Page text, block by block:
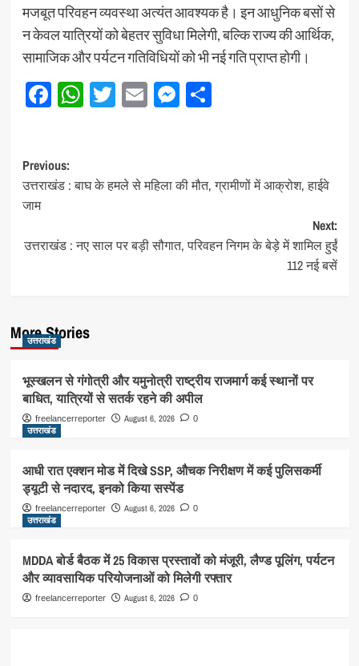
मजबूत परिवहन व्यवस्था अत्यंत आवश्यक है। इन आधुनिक बसों से
न केवल यात्रियों को बेहतर सुविधा मिलेगी, बल्कि राज्य की आर्थिक,
सामाजिक और पर्यटन गतिविधियों को भी नई गति प्राप्त होगी।
Facebook
WhatsApp
Twitter
EmailMessenger
Share
Post
navigation
Previous:
उत्तराखंड : बाघ के हमले से महिला की मौत, ग्रामीणों में आक्रोश, हाईवे
जाम
Next:
उत्तराखंड : नए साल पर बड़ी सौगात, परिवहन निगम के बेड़े में शामिल हुईं
112 नई बसें
More Stories
उत्तराखंड
भूस्खलन से गंगोत्री और यमुनोत्री राष्ट्रीय राजमार्ग कई स्थानों पर
बाधित, यात्रियों से सतर्क रहने की अपील
freelancerreporter August 6, 2026 0
उत्तराखंड
आधी रात एक्शन मोड में दिखे SSP, औचक निरीक्षण में कई पुलिसकर्मी
ड्यूटी से नदारद, इनको किया सस्पेंड
freelancerreporter August 6, 2026 0
उत्तराखंड
MDDA बोर्ड बैठक में 25 विकास प्रस्तावों को मंजूरी, लैण्ड पूलिंग, पर्यटन
और व्यावसायिक परियोजनाओं को मिलेगी रफ्तार
freelancerreporter August 6, 2026 0